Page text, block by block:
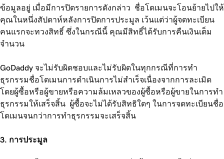
ข้อมูลอยู่ เมื่อมีการปิดรายการดังกล่าว ชื่อโดเมนจะโอนย้ายไปให้
คุณในหนึ่งสัปดาห์หลังการปิดการประมูล เว้นแต่ว่าผู้จดทะเบียน
คนแรกจะทวงสิทธิ์ ซึ่งในกรณีนี้ คุณมีสิทธิ์ได้รับการคืนเงินเต็ม
จำนวน
GoDaddy จะไม่รับผิดชอบและไม่รับผิดในทุกกรณีที่การทำ
ธุรกรรมชื่อโดเมนการดำเนินการไม่สำเร็จเนื่องจากการละเมิด
โดยผู้ซื้อหรือผู้ขายหรือความล้มเหลวของผู้ซื้อหรือผู้ขายในการทำ
ธุรกรรมให้เสร็จสิ้น ผู้ซื้อจะไม่ได้รับสิทธิใดๆ ในการจดทะเบียนชื่อ
โดเมนจนกว่าการทำธุรกรรมจะเสร็จสิ้น
3. การประมูล